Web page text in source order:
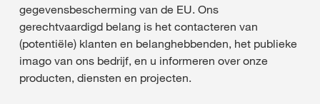
gegevensbescherming van de EU. Ons
gerechtvaardigd belang is het contacteren van
(potentiële) klanten en belanghebbenden, het publieke
imago van ons bedrijf, en u informeren over onze
producten, diensten en projecten.